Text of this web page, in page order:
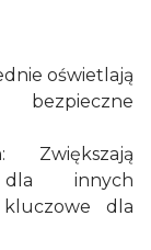
oświetlają
: Zwiększają
dla innych
dla